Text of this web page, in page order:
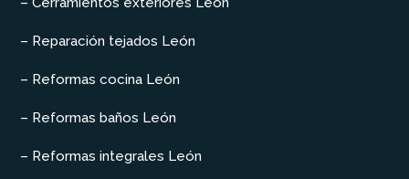
– Reparación tejados León
– Reformas cocina León
– Reformas baños León
– Reformas integrales León